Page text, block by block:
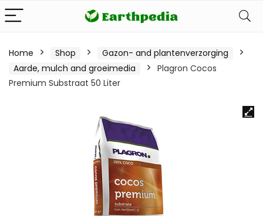
Home Shop
Gazon- and plantenverzorging
Aarde, mulch and groeimedia
Plagron Cocos
Premium Substraat 50 Liter